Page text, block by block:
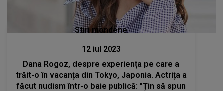
Stiri mondene
12 iul 2023
Dana Rogoz, despre experiența pe care a
trăit-o în vacanța din Tokyo, Japonia. Actrița a
făcut nudism într-o baie publică: "Țin să spun